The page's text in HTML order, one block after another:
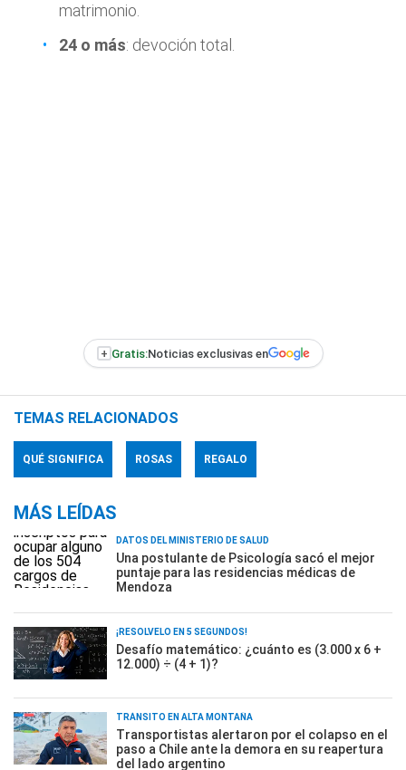
matrimonio.
24 o más: devoción total.
+ Gratis:Noticias exclusivas en
TEMAS RELACIONADOS
QUÉ SIGNIFICA ROSAS REGALO
MÁS LEÍDAS
DATOS DEL MINISTERIO DE SALUD
Una postulante de Psicología sacó el mejor
puntaje para las residencias médicas de
Mendoza
¡RESOLVELO EN 5 SEGUNDOS!
Desafío matemático: ¿cuánto es (3.000 x 6 +
12.000) ÷ (4 + 1)?
TRÁNSITO EN ALTA MONTAÑA
Transportistas alertaron por el colapso en el
paso a Chile ante la demora en su reapertura
del lado argentino